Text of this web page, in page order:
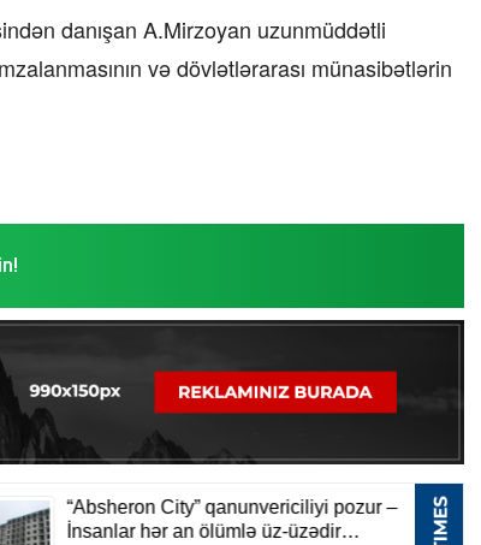
danışan A.Mirzoyan uzunmüddətli
və dövlətlərarası münasibətlərin